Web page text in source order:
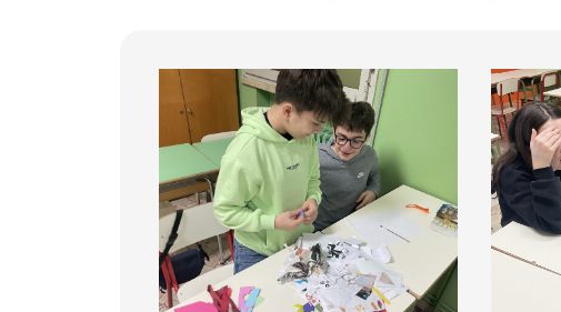
Commissione 1 terzo incontro